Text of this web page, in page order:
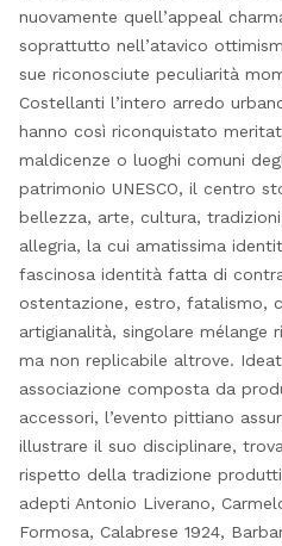
nuovamente quell’appeal
soprattutto nell’atavico
sue riconosciute peculiarità
Costellanti l’intero arredo
hanno così riconquistato
maldicenze o luoghi comuni
patrimonio UNESCO, il centro
bellezza, arte, cultura,
allegria, la cui amatissima
fascinosa identità fatta di
ostentazione, estro, fatalismo,
artigianalità, singolare mélange
ma non replicabile altrove.
associazione composta da
accessori, l’evento pittiano
illustrare il suo disciplinare,
rispetto della tradizione
adepti Antonio Liverano,
Formosa, Calabrese 1924,